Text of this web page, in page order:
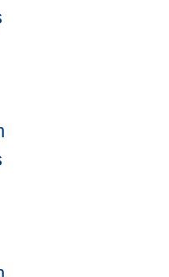
c/o Vinci
qui ne